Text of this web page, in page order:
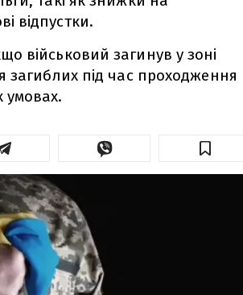
відпустки.
військовий загинув у зоні
загиблих під час проходження
умовах.